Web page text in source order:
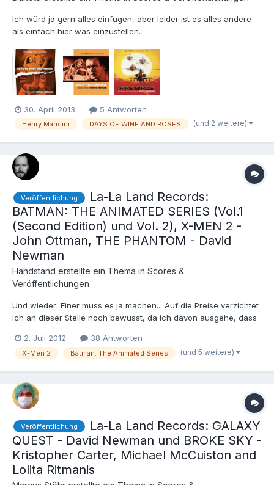
Ich würd ja gern alles einfügen, aber leider ist es alles andere
als einfach hier was einzustellen.
30. April 2013 5 Antworten
Henry Mancini DAYS OF WINE AND ROSES (und 2 weitere)
Veröffentlichung
La-La Land Records:
BATMAN: THE ANIMATED SERIES (Vol.1
(Second Edition) und Vol. 2), X-MEN 2 -
John Ottman, THE PHANTOM - David
Newman
Handstand erstellte ein Thema in Scores &
Veröffentlichungen
Und wieder: Einer muss es ja machen... Auf die Preise verzichtet
ich an dieser Stelle noch bewusst, da ich davon ausgehe, dass
Veränderungen der generellen Preise gegenüber den Comic
Con-Preisen gut möglich sind. Auch bereits bekannt:
2. Juli 2012 38 Antworten
X-Men 2 Batman: The Animated Series (und 5 weitere)
Veröffentlichung
La-La Land Records: GALAXY
QUEST - David Newman und BROKE SKY -
Kristopher Carter, Michael McCuiston and
Lolita Ritmanis